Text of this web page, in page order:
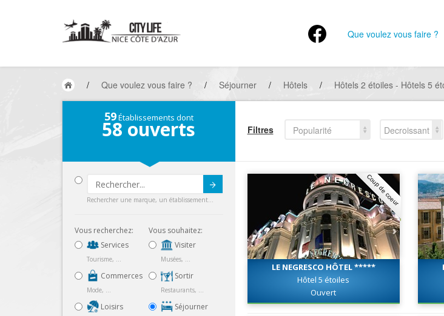
Que voulez vous faire ?
/ Que voulez vous faire ? / Séjourner / Hôtels / Hôtels 2 étoiles - Hôtels 5
59Établissements dont
58 ouverts
Rechercher une marque, un établissement...
Vous recherchez:
Services
Tourisme, ...
Commerces
Mode, ...
Loisirs
Vous souhaitez:
Visiter
Musées, ...
Sortir
Restaurants, ...
Séjourner
Filtres Popularité
Decroissant
Coup de coeur
LE NEGRESCO HÔTEL *****
Hôtel 5 étoiles
Ouvert